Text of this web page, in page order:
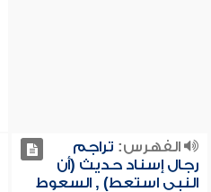
الفهرس: تراجم
رجال إسناد حديث (أن
النبي استعط) , السعوط